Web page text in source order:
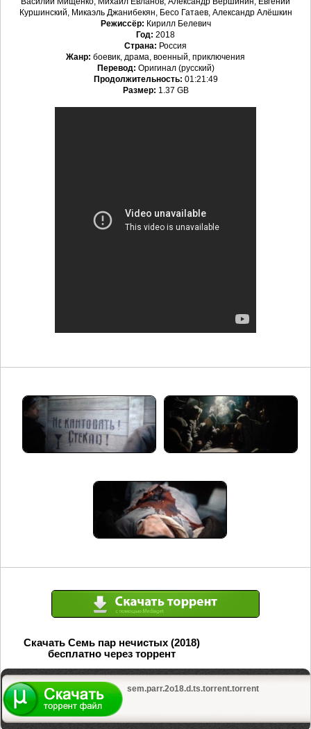
Куршинский, Микаэль Джанибекян, Бесо Гатаев, Александр Алёшкин
Режиссёр: Кирилл Белевич
Год: 2018
Страна: Россия
Жанр: боевик, драма, военный, приключения
Перевод: Оригинал (русский)
Продолжительность: 01:21:49
Размер: 1.37 GB
Скачать Семь пар нечистых (2018)
бесплатно через торрент
sem.parr.2o18.d.ts.torrent.torrent